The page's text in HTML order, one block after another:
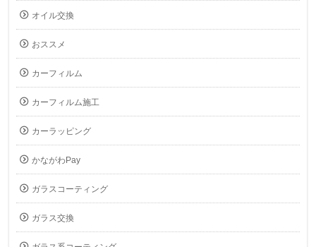
オイル交換
おススメ
カーフィルム
カーフィルム施工
カーラッピング
かながわPay
ガラスコーティング
ガラス交換